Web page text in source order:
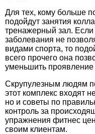
Для тех, кому больше
подойдут занятия
тренажерный зал.
заболевания не
видами спорта, то
всего прочего она
уменьшить проявление
Скрупулезным людям
этот комплекс входят
но и советы по
контроль за
упражнения фитнес
своим клиентам.